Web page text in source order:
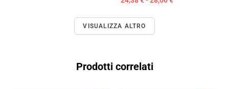
VISUALIZZA ALTRO
Prodotti correlati